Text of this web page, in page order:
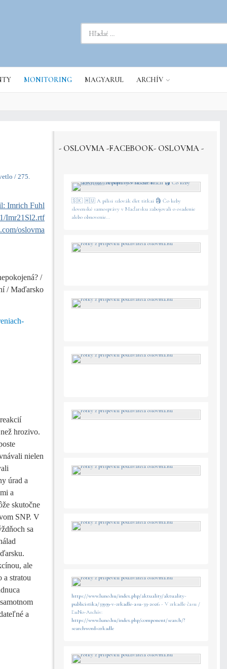
MONITORING MAGYARUL ARCHÍV
/ 275.
Imrich Fuhl
Imr21Sl2.rtf
oslovma
/
/ Maďarsko
hrozivo.
nielen
úrad a
a
skutočne
SNP. V
sa
ale
a stratou
a
- OSLOVMA -FACEBOOK- OSLOVMA -
🇸🇰 🇭🇺 A pilisi szlovák élet titkai 🗿 Čo keby
slovenské samosprávy v Maďarsku zabojovali o osadenie
alebo obnovenie...
https://www.luno.hu/index.php/aktuality/aktuality-
publicistika/33939-v-zrkadle-asu-33-2026 - V zrkadle času /
ĽuNo-Archív:
https://www.luno.hu/index.php/component/search/?
searchword=zrkadle